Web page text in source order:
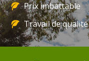
Prix imbattable
Travail de qualité